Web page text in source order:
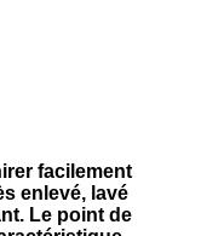
facilement
enlevé, lavé
Le point de